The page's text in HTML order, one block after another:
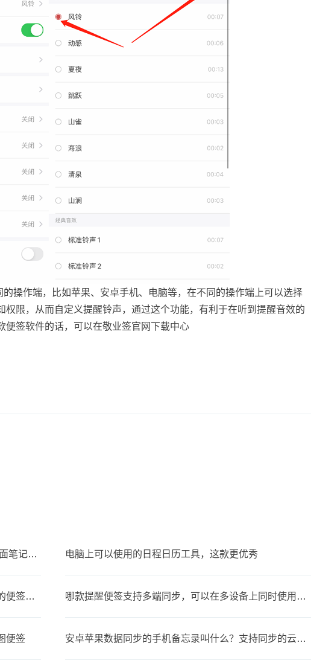
操作端，比如苹果、安卓手机、电脑等，在不同的操作端上可以选择
限，从而自定义提醒铃声，通过这个功能，有利于在听到提醒音效的
便签软件的话，可以在敬业签官网下载中心
电脑桌面上有什么好用的笔记工具？PC端好用桌面笔记工具 电脑上可以使用的日程日历工具，这款更优秀
怎么提醒自己不要忘记家人生日？支持生日提醒的便签软件 哪款提醒便签支持多端同步，可以在多设备上同时使用的便签
便签 安卓苹果数据同步的手机备忘录叫什么？支持同步的云备忘录